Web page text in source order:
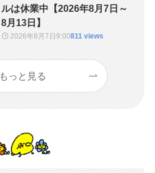
ルは休業中【2026年8月7日～
8月13日】
2026年8月7日 9:00811 views
もっと見る